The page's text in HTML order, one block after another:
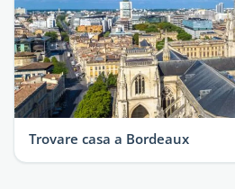
Trovare casa a Bordeaux